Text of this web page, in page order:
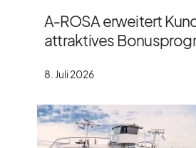
A‑ROSA erweitert
attraktives
8. Juli 2026